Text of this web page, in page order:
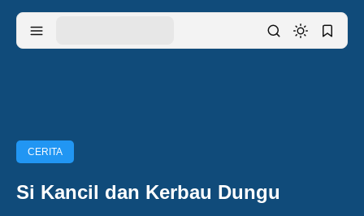
CERITA
Si Kancil dan Kerbau Dungu